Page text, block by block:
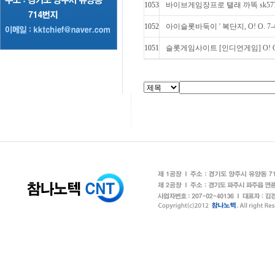
1053 바이브게­임장프로 탤래 까똑
1052 아이슬롯바둑이 ' 복단지, O! O.
1051 슬롯게임사이트 [인디언게임] O!